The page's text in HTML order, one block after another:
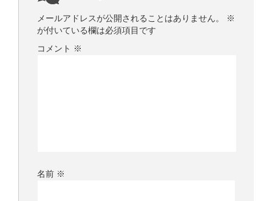
メールアドレスが公開されることはありません。
※
が付いている欄は必須項目です
コメント ※
名前 ※